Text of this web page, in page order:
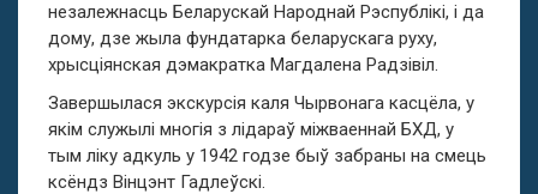
незалежнасць Беларускай Народнай Рэспублікі, і да
дому, дзе жыла фундатарка беларускага руху,
хрысціянская дэмакратка Магдалена Радзівіл.
Завершылася экскурсія каля Чырвонага касцёла, у
якім служылі многія з лідараў міжваеннай БХД, у
тым ліку адкуль у 1942 годзе быў забраны на смець
ксёндз Вінцэнт Гадлеўскі.